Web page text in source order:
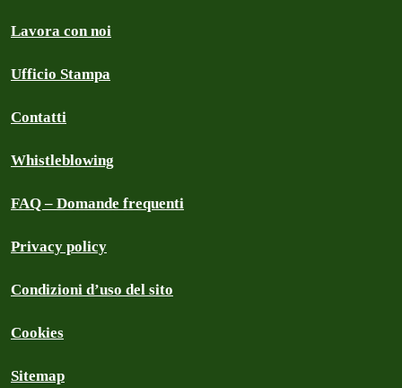
Lavora con noi
Ufficio Stampa
Contatti
Whistleblowing
FAQ – Domande frequenti
Privacy policy
Condizioni d’uso del sito
Cookies
Sitemap